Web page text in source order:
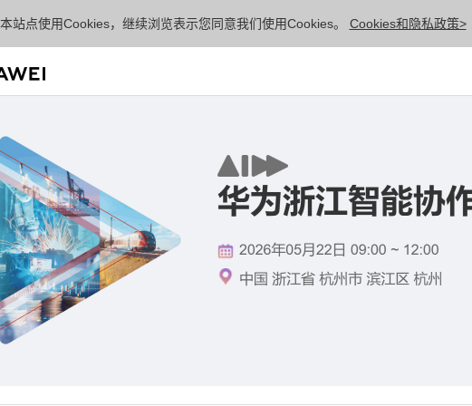
本站点使用Cookies，继续浏览表示您同意我们使用Cookies。 Cookies和隐私政策>